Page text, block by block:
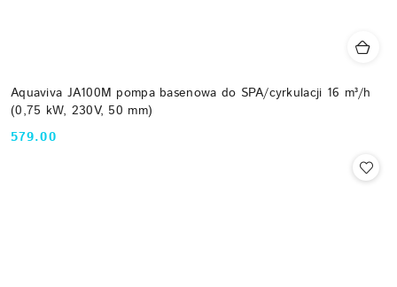
Aquaviva JA100M pompa basenowa do SPA/cyrkulacji 16 m³/h
(0,75 kW, 230V, 50 mm)
Cena:
579.00